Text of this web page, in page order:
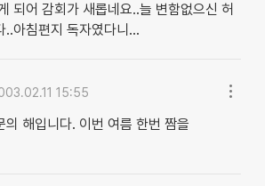
되어 감회가 새롭네요..늘 변함없으신 허
..아침편지 독자였다니...
15:55
해입니다. 이번 여름 한번 짬을